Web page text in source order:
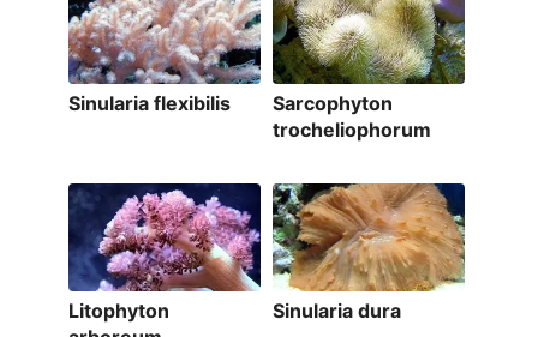
Sinularia flexibilis
Sarcophyton
trocheliophorum
Litophyton
Sinularia dura